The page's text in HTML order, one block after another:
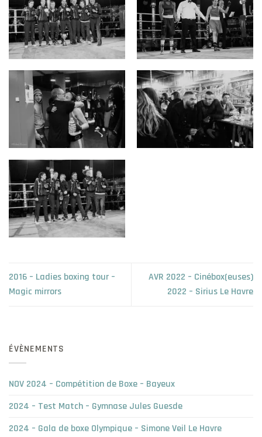
2016 – Ladies boxing tour –
Magic mirrors
AVR 2022 – Cinébox(euses)
2022 – Sirius Le Havre
ÉVÈNEMENTS
NOV 2024 – Compétition de Boxe – Bayeux
2024 – Test Match – Gymnase Jules Guesde
2024 – Gala de boxe Olympique – Simone Veil Le Havre